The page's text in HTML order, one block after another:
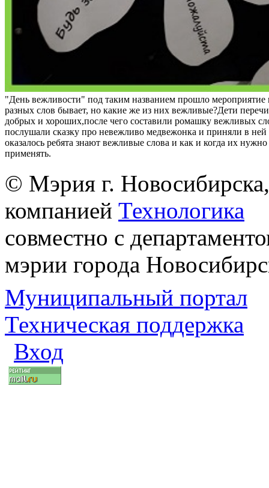
"День вежливости" под таким названием прошло
разных слов бывает, но какие же из них вежливые?Дети
добрых и хороших,после чего составили ромашку вежливых
послушали сказку про невежливо медвежонка и приняли в ней
оказалось ребята знают вежливые слова и как и когда их
применять.
© Мэрия г.
компанией Технологика
совместно с
мэрии города
Муниципальный портал
Техническая поддержка
Вход